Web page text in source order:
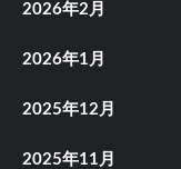
2026年2月
2026年1月
2025年12月
2025年11月